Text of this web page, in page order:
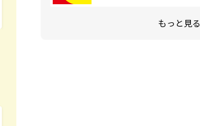
もっと見る